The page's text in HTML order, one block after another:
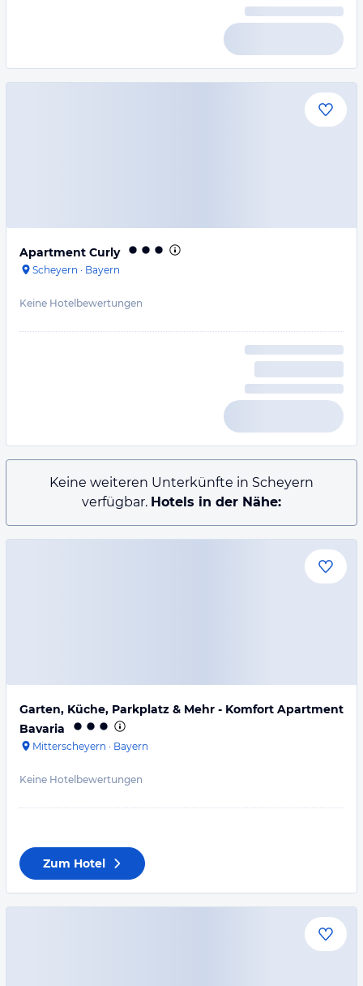
Apartment Curly
Scheyern · Bayern
Keine Hotelbewertungen
Keine weiteren Unterkünfte in Scheyern
verfügbar. Hotels in der Nähe:
Garten, Küche, Parkplatz & Mehr - Komfort Apartment
Bavaria
Mitterscheyern · Bayern
Keine Hotelbewertungen
Zum Hotel